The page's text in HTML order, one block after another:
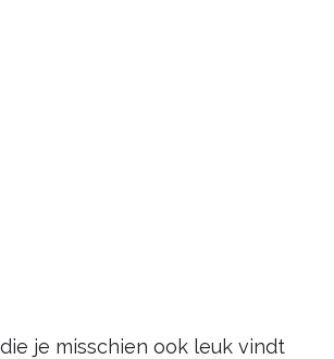
je misschien ook leuk vindt